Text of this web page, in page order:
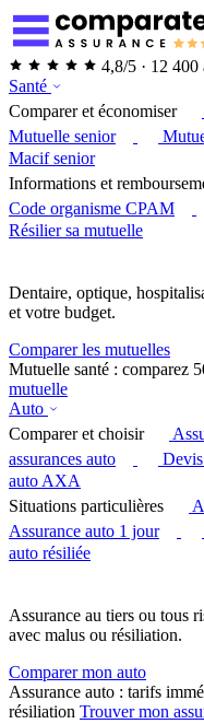
4,8/5 · 12 400
Santé
Comparer et économiser
Mutuelle senior
Macif senior
Informations et
Code organisme CPAM
Résilier sa mutuelle
Dentaire, optique,
et votre budget.
Comparer les mutuelles
Mutuelle santé : comparez
mutuelle
Auto
Comparer et choisir
assurances auto
auto AXA
Situations particulières
Assurance auto 1 jour
auto résiliée
Assurance au tiers ou tous
avec malus ou résiliation.
Comparer mon auto
Assurance auto : tarifs
résiliation Trouver mon